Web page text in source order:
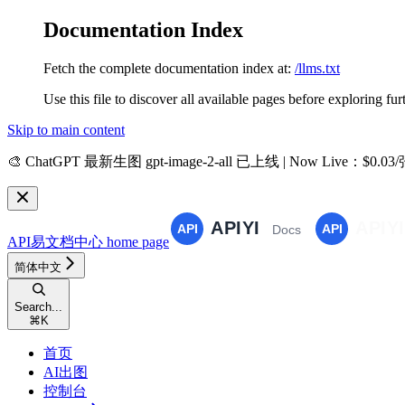
Documentation Index
Fetch the complete documentation index at: /llms.txt
Use this file to discover all available pages before exploring
Skip to main content
🎨 ChatGPT 最新生图 gpt-image-2-all 已上线 | Now Live ：
API易文档中心 home page
简体中文
Search...
⌘ K
首页
AI出图
控制台